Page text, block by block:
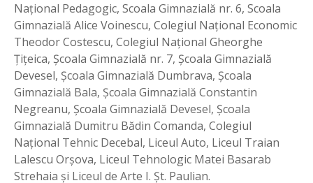
Național Pedagogic, Scoala Gimnazială nr. 6, Scoala
Gimnazială Alice Voinescu, Colegiul Național Economic
Theodor Costescu, Colegiul Național Gheorghe
Țițeica, Școala Gimnazială nr. 7, Școala Gimnazială
Devesel, Școala Gimnazială Dumbrava, Școala
Gimnazială Bala, Școala Gimnazială Constantin
Negreanu, Școala Gimnazială Devesel, Școala
Gimnazială Dumitru Bădin Comanda, Colegiul
Național Tehnic Decebal, Liceul Auto, Liceul Traian
Lalescu Orșova, Liceul Tehnologic Matei Basarab
Strehaia și Liceul de Arte I. Șt. Paulian.